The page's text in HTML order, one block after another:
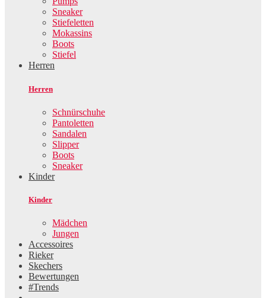
Sneaker
Stiefeletten
Mokassins
Boots
Stiefel
Herren
Herren
Schnürschuhe
Pantoletten
Sandalen
Slipper
Boots
Sneaker
Kinder
Kinder
Mädchen
Jungen
Accessoires
Rieker
Skechers
Bewertungen
#Trends